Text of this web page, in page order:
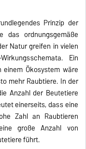
Prinzip der
ordnungsgemäße
Natur greifen in vielen
Ein
Ökosystem wäre
mehr Raubtiere. In der
Anzahl der Beutetiere
einerseits, dass eine
Zahl an Raubtieren
große Anzahl von
führt.